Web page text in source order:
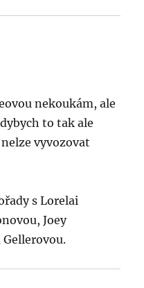
nekoukám, ale
to tak ale
vyvozovat
s Lorelai
Joey